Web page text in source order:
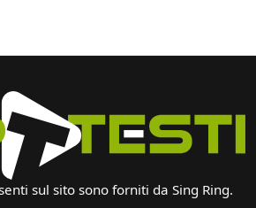
sul sito sono forniti da Sing Ring.